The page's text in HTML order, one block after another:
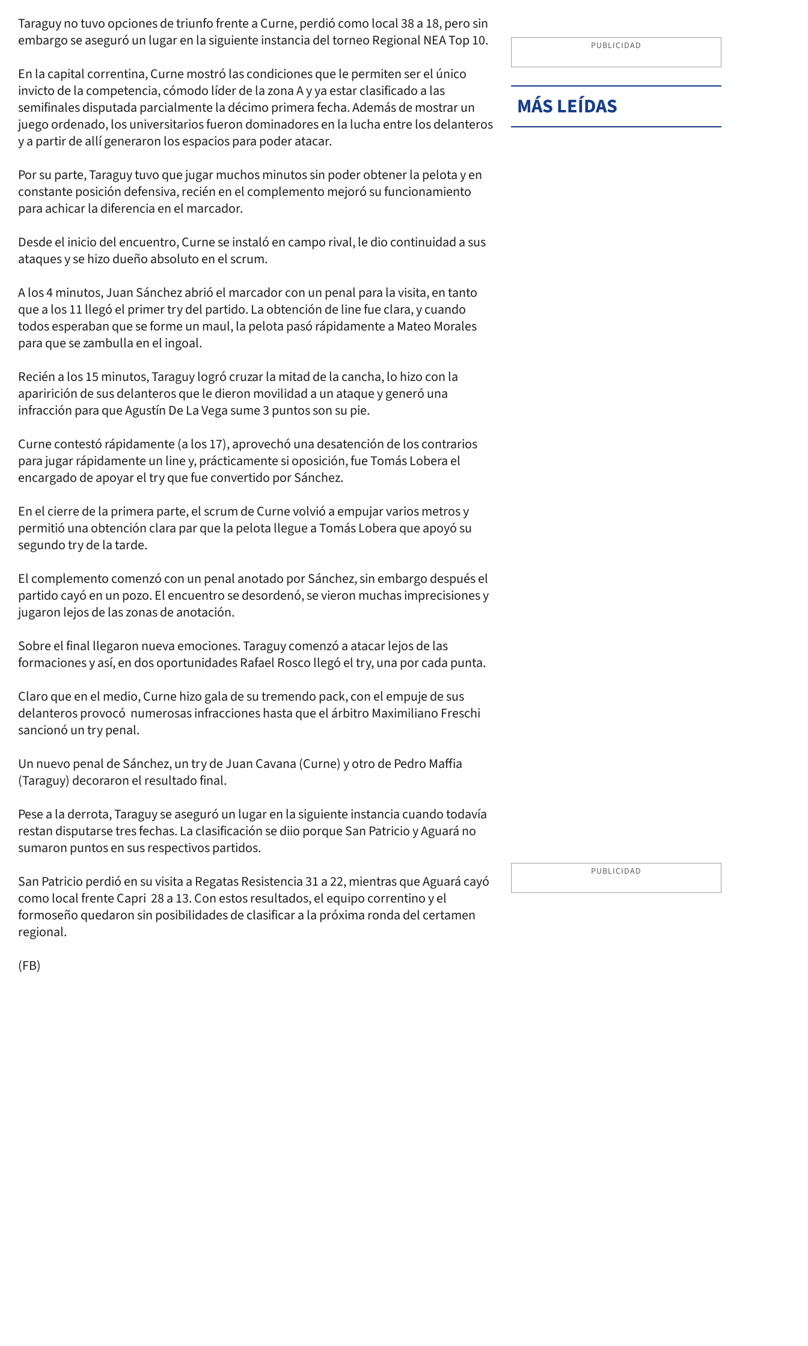
Taraguy no tuvo opciones de triunfo frente a Curne, perdió como local 38 a 18, pero sin
embargo se aseguró un lugar en la siguiente instancia del torneo Regional NEA Top 10.
En la capital correntina, Curne mostró las condiciones que le permiten ser el único
invicto de la competencia, cómodo líder de la zona A y ya estar clasificado a las
semifinales disputada parcialmente la décimo primera fecha. Además de mostrar un
juego ordenado, los universitarios fueron dominadores en la lucha entre los delanteros
y a partir de allí generaron los espacios para poder atacar.
Por su parte, Taraguy tuvo que jugar muchos minutos sin poder obtener la pelota y en
constante posición defensiva, recién en el complemento mejoró su funcionamiento
para achicar la diferencia en el marcador.
Desde el inicio del encuentro, Curne se instaló en campo rival, le dio continuidad a sus
ataques y se hizo dueño absoluto en el scrum.
A los 4 minutos, Juan Sánchez abrió el marcador con un penal para la visita, en tanto
que a los 11 llegó el primer try del partido. La obtención de line fue clara, y cuando
todos esperaban que se forme un maul, la pelota pasó rápidamente a Mateo Morales
para que se zambulla en el ingoal.
Recién a los 15 minutos, Taraguy logró cruzar la mitad de la cancha, lo hizo con la
aparirición de sus delanteros que le dieron movilidad a un ataque y generó una
infracción para que Agustín De La Vega sume 3 puntos son su pie.
Curne contestó rápidamente (a los 17), aprovechó una desatención de los contrarios
para jugar rápidamente un line y, prácticamente si oposición, fue Tomás Lobera el
encargado de apoyar el try que fue convertido por Sánchez.
En el cierre de la primera parte, el scrum de Curne volvió a empujar varios metros y
permitió una obtención clara par que la pelota llegue a Tomás Lobera que apoyó su
segundo try de la tarde.
El complemento comenzó con un penal anotado por Sánchez, sin embargo después el
partido cayó en un pozo. El encuentro se desordenó, se vieron muchas imprecisiones y
jugaron lejos de las zonas de anotación.
Sobre el final llegaron nueva emociones. Taraguy comenzó a atacar lejos de las
formaciones y así, en dos oportunidades Rafael Rosco llegó el try, una por cada punta.
Claro que en el medio, Curne hizo gala de su tremendo pack, con el empuje de sus
delanteros provocó numerosas infracciones hasta que el árbitro Maximiliano Freschi
sancionó un try penal.
Un nuevo penal de Sánchez, un try de Juan Cavana (Curne) y otro de Pedro Maffia
(Taraguy) decoraron el resultado final.
Pese a la derrota, Taraguy se aseguró un lugar en la siguiente instancia cuando todavía
restan disputarse tres fechas. La clasificación se diio porque San Patricio y Aguará no
sumaron puntos en sus respectivos partidos.
San Patricio perdió en su visita a Regatas Resistencia 31 a 22, mientras que Aguará cayó
como local frente Capri 28 a 13. Con estos resultados, el equipo correntino y el
formoseño quedaron sin posibilidades de clasificar a la próxima ronda del certamen
regional.
(FB)
PUBLICIDAD
MÁS LEÍDAS
PUBLICIDAD